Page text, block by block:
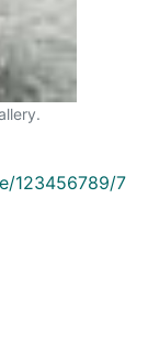
123456789/7